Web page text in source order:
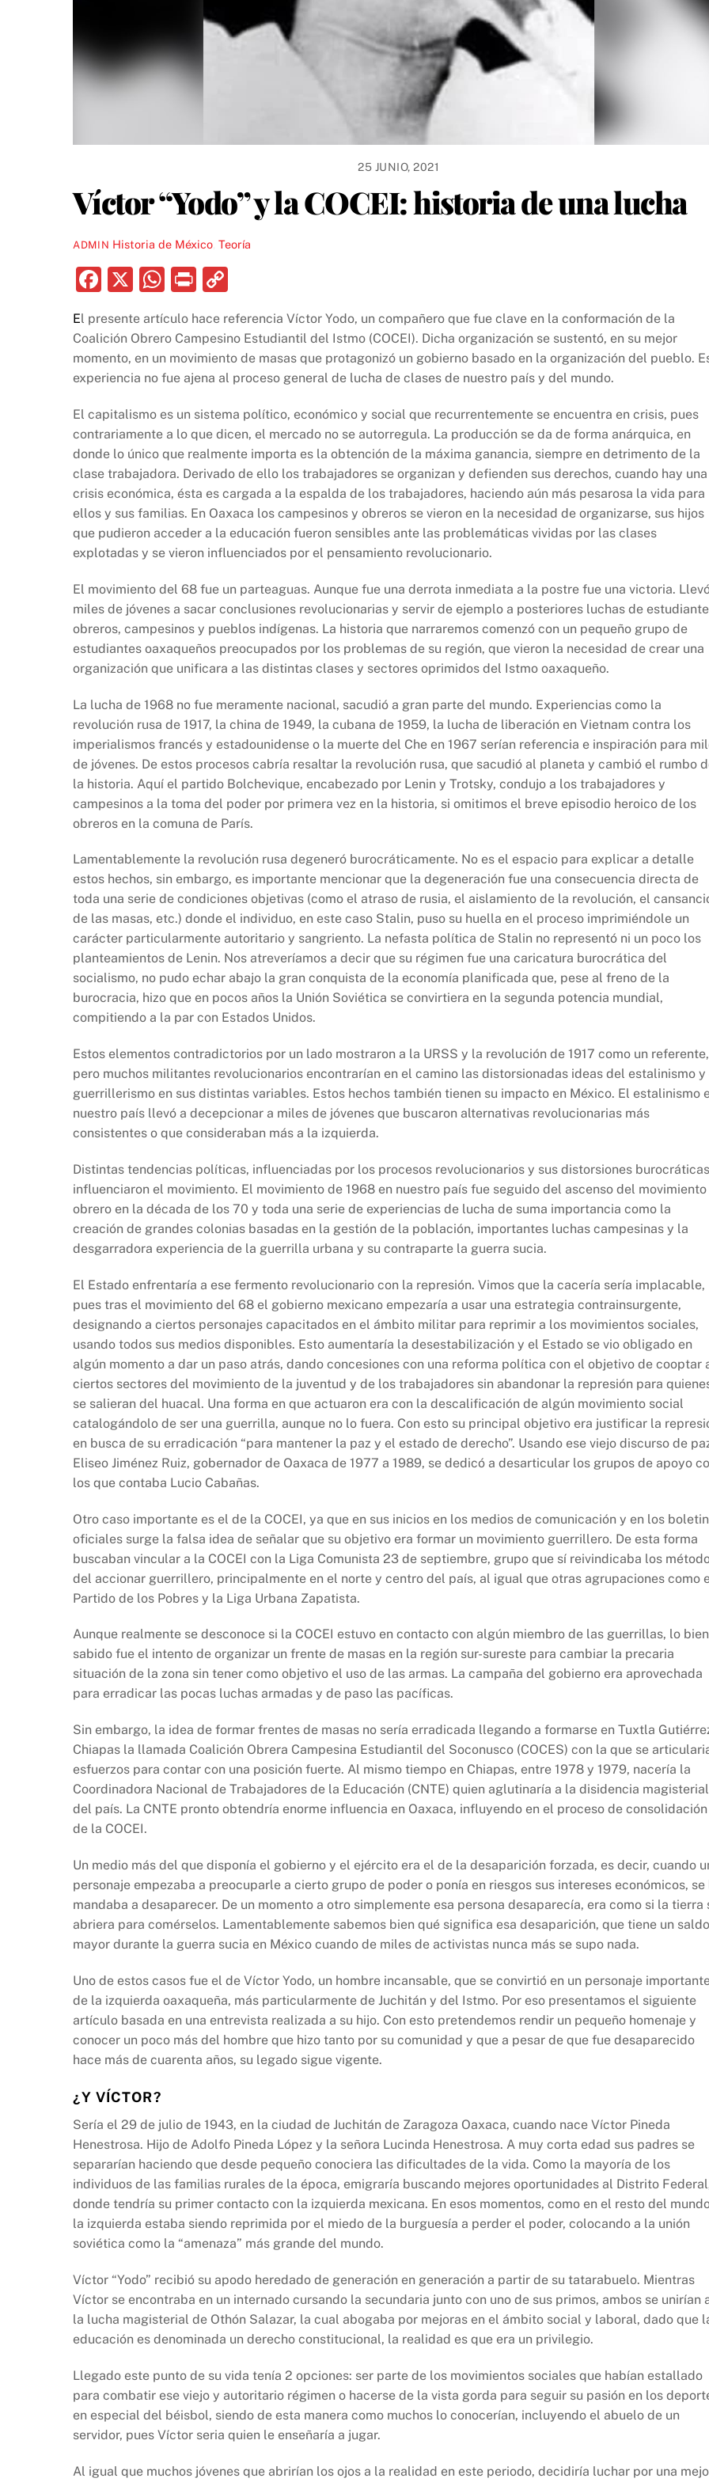
25 JUNIO, 2021
Víctor “Yodo” y la COCEI: historia de una lucha
ADMIN Historia de México ,Teoría
F
c
e
b
o
o
k
X
W
at
s
A
p
p
P
nt p
y
Li
n
k
El presente artículo hace referencia Víctor Yodo, un compañero que fue clave en la conformación de la
Coalición Obrero Campesino Estudiantil del Istmo (COCEI). Dicha organización se sustentó, en su mejor
momento, en un movimiento de masas que protagonizó un gobierno basado en la organización del pueblo.
experiencia no fue ajena al proceso general de lucha de clases de nuestro país y del mundo.
El capitalismo es un sistema político, económico y social que recurrentemente se encuentra en crisis, pues
contrariamente a lo que dicen, el mercado no se autorregula. La producción se da de forma anárquica, en
donde lo único que realmente importa es la obtención de la máxima ganancia, siempre en detrimento de la
clase trabajadora. Derivado de ello los trabajadores se organizan y defienden sus derechos, cuando hay una
crisis económica, ésta es cargada a la espalda de los trabajadores, haciendo aún más pesarosa la vida para
ellos y sus familias. En Oaxaca los campesinos y obreros se vieron en la necesidad de organizarse, sus hijos
que pudieron acceder a la educación fueron sensibles ante las problemáticas vividas por las clases
explotadas y se vieron influenciados por el pensamiento revolucionario.
El movimiento del 68 fue un parteaguas. Aunque fue una derrota inmediata a la postre fue una victoria.
miles de jóvenes a sacar conclusiones revolucionarias y servir de ejemplo a posteriores luchas de
obreros, campesinos y pueblos indígenas. La historia que narraremos comenzó con un pequeño grupo de
estudiantes oaxaqueños preocupados por los problemas de su región, que vieron la necesidad de crear una
organización que unificara a las distintas clases y sectores oprimidos del Istmo oaxaqueño.
La lucha de 1968 no fue meramente nacional, sacudió a gran parte del mundo. Experiencias como la
revolución rusa de 1917, la china de 1949, la cubana de 1959, la lucha de liberación en Vietnam contra los
imperialismos francés y estadounidense o la muerte del Che en 1967 serían referencia e inspiración para
de jóvenes. De estos procesos cabría resaltar la revolución rusa, que sacudió al planeta y cambió el rumbo
la historia. Aquí el partido Bolchevique, encabezado por Lenin y Trotsky, condujo a los trabajadores y
campesinos a la toma del poder por primera vez en la historia, si omitimos el breve episodio heroico de los
obreros en la comuna de París.
Lamentablemente la revolución rusa degeneró burocráticamente. No es el espacio para explicar a detalle
estos hechos, sin embargo, es importante mencionar que la degeneración fue una consecuencia directa de
toda una serie de condiciones objetivas (como el atraso de rusia, el aislamiento de la revolución, el
de las masas, etc.) donde el individuo, en este caso Stalin, puso su huella en el proceso imprimiéndole un
carácter particularmente autoritario y sangriento. La nefasta política de Stalin no representó ni un poco los
planteamientos de Lenin. Nos atreveríamos a decir que su régimen fue una caricatura burocrática del
socialismo, no pudo echar abajo la gran conquista de la economía planificada que, pese al freno de la
burocracia, hizo que en pocos años la Unión Soviética se convirtiera en la segunda potencia mundial,
compitiendo a la par con Estados Unidos.
Estos elementos contradictorios por un lado mostraron a la URSS y la revolución de 1917 como un referente,
pero muchos militantes revolucionarios encontrarían en el camino las distorsionadas ideas del estalinismo y
guerrillerismo en sus distintas variables. Estos hechos también tienen su impacto en México. El estalinismo
nuestro país llevó a decepcionar a miles de jóvenes que buscaron alternativas revolucionarias más
consistentes o que consideraban más a la izquierda.
Distintas tendencias políticas, influenciadas por los procesos revolucionarios y sus distorsiones burocráticas
influenciaron el movimiento. El movimiento de 1968 en nuestro país fue seguido del ascenso del movimiento
obrero en la década de los 70 y toda una serie de experiencias de lucha de suma importancia como la
creación de grandes colonias basadas en la gestión de la población, importantes luchas campesinas y la
desgarradora experiencia de la guerrilla urbana y su contraparte la guerra sucia.
El Estado enfrentaría a ese fermento revolucionario con la represión. Vimos que la cacería sería implacable,
pues tras el movimiento del 68 el gobierno mexicano empezaría a usar una estrategia contrainsurgente,
designando a ciertos personajes capacitados en el ámbito militar para reprimir a los movimientos sociales,
usando todos sus medios disponibles. Esto aumentaría la desestabilización y el Estado se vio obligado en
algún momento a dar un paso atrás, dando concesiones con una reforma política con el objetivo de cooptar
ciertos sectores del movimiento de la juventud y de los trabajadores sin abandonar la represión para
se salieran del huacal. Una forma en que actuaron era con la descalificación de algún movimiento social
catalogándolo de ser una guerrilla, aunque no lo fuera. Con esto su principal objetivo era justificar la
en busca de su erradicación “para mantener la paz y el estado de derecho”. Usando ese viejo discurso de
Eliseo Jiménez Ruiz, gobernador de Oaxaca de 1977 a 1989, se dedicó a desarticular los grupos de apoyo
los que contaba Lucio Cabañas.
Otro caso importante es el de la COCEI, ya que en sus inicios en los medios de comunicación y en los
oficiales surge la falsa idea de señalar que su objetivo era formar un movimiento guerrillero. De esta forma
buscaban vincular a la COCEI con la Liga Comunista 23 de septiembre, grupo que sí reivindicaba los
del accionar guerrillero, principalmente en el norte y centro del país, al igual que otras agrupaciones como
Partido de los Pobres y la Liga Urbana Zapatista.
Aunque realmente se desconoce si la COCEI estuvo en contacto con algún miembro de las guerrillas, lo bien
sabido fue el intento de organizar un frente de masas en la región sur-sureste para cambiar la precaria
situación de la zona sin tener como objetivo el uso de las armas. La campaña del gobierno era aprovechada
para erradicar las pocas luchas armadas y de paso las pacíficas.
Sin embargo, la idea de formar frentes de masas no sería erradicada llegando a formarse en Tuxtla
Chiapas la llamada Coalición Obrera Campesina Estudiantil del Soconusco (COCES) con la que se
esfuerzos para contar con una posición fuerte. Al mismo tiempo en Chiapas, entre 1978 y 1979, nacería la
Coordinadora Nacional de Trabajadores de la Educación (CNTE) quien aglutinaría a la disidencia magisterial
del país. La CNTE pronto obtendría enorme influencia en Oaxaca, influyendo en el proceso de consolidación
de la COCEI.
Un medio más del que disponía el gobierno y el ejército era el de la desaparición forzada, es decir, cuando
personaje empezaba a preocuparle a cierto grupo de poder o ponía en riesgos sus intereses económicos, se
mandaba a desaparecer. De un momento a otro simplemente esa persona desaparecía, era como si la tierra
abriera para comérselos. Lamentablemente sabemos bien qué significa esa desaparición, que tiene un saldo
mayor durante la guerra sucia en México cuando de miles de activistas nunca más se supo nada.
Uno de estos casos fue el de Víctor Yodo, un hombre incansable, que se convirtió en un personaje
de la izquierda oaxaqueña, más particularmente de Juchitán y del Istmo. Por eso presentamos el siguiente
artículo basada en una entrevista realizada a su hijo. Con esto pretendemos rendir un pequeño homenaje y
conocer un poco más del hombre que hizo tanto por su comunidad y que a pesar de que fue desaparecido
hace más de cuarenta años, su legado sigue vigente.
¿Y VÍCTOR?
Sería el 29 de julio de 1943, en la ciudad de Juchitán de Zaragoza Oaxaca, cuando nace Víctor Pineda
Henestrosa. Hijo de Adolfo Pineda López y la señora Lucinda Henestrosa. A muy corta edad sus padres se
separarían haciendo que desde pequeño conociera las dificultades de la vida. Como la mayoría de los
individuos de las familias rurales de la época, emigraría buscando mejores oportunidades al Distrito
donde tendría su primer contacto con la izquierda mexicana. En esos momentos, como en el resto del
la izquierda estaba siendo reprimida por el miedo de la burguesía a perder el poder, colocando a la unión
soviética como la “amenaza” más grande del mundo.
Víctor “Yodo” recibió su apodo heredado de generación en generación a partir de su tatarabuelo. Mientras
Víctor se encontraba en un internado cursando la secundaria junto con uno de sus primos, ambos se unirían
la lucha magisterial de Othón Salazar, la cual abogaba por mejoras en el ámbito social y laboral, dado que
educación es denominada un derecho constitucional, la realidad es que era un privilegio.
Llegado este punto de su vida tenía 2 opciones: ser parte de los movimientos sociales que habían estallado
para combatir ese viejo y autoritario régimen o hacerse de la vista gorda para seguir su pasión en los
en especial del béisbol, siendo de esta manera como muchos lo conocerían, incluyendo el abuelo de un
servidor, pues Víctor seria quien le enseñaría a jugar.
Al igual que muchos jóvenes que abrirían los ojos a la realidad en este periodo, decidiría luchar por una